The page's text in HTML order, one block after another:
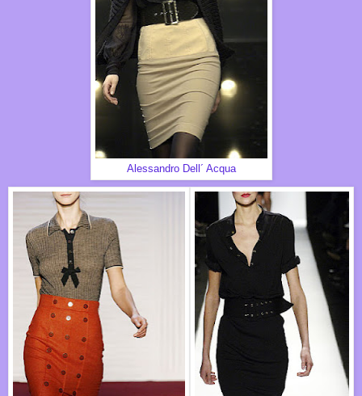
Alessandro Dell´ Acqua